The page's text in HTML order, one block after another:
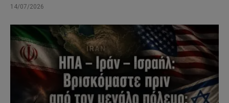
14/07/2026